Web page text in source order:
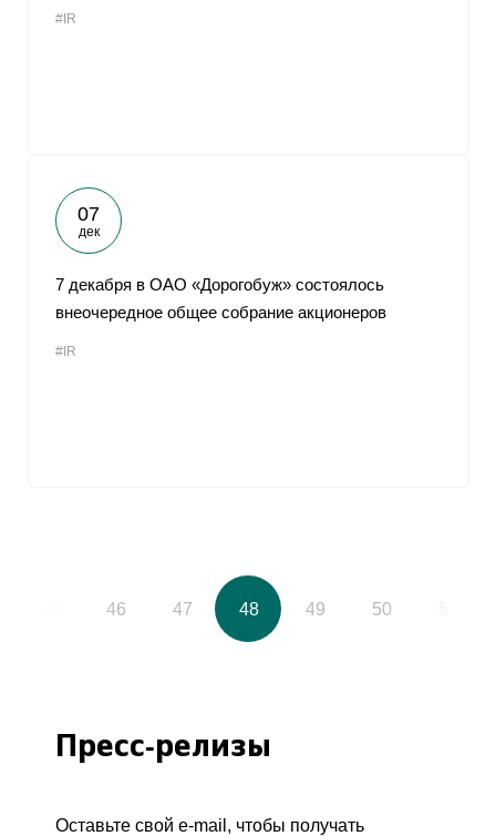
#IR
07
дек
7 декабря в ОАО «Дорогобуж» состоялось
внеочередное общее собрание акционеров
#IR
46 47 48 49 50
Пресс-релизы
Оставьте свой e-mail, чтобы получать